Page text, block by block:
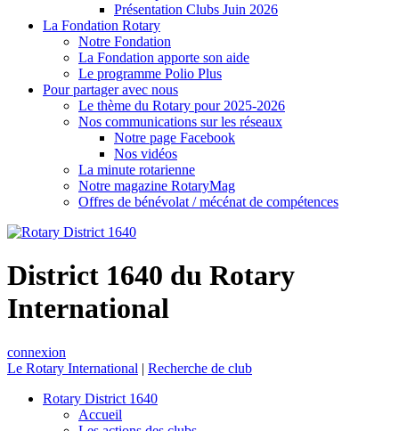
Présentation Clubs Juin 2026
La Fondation Rotary
Notre Fondation
La Fondation apporte son aide
Le programme Polio Plus
Pour partager avec nous
Le thème du Rotary pour 2025-2026
Nos communications sur les réseaux
Notre page Facebook
Nos vidéos
La minute rotarienne
Notre magazine RotaryMag
Offres de bénévolat / mécénat de compétences
District 1640 du Rotary
International
connexion
Le Rotary International | Recherche de club
Rotary District 1640
Accueil